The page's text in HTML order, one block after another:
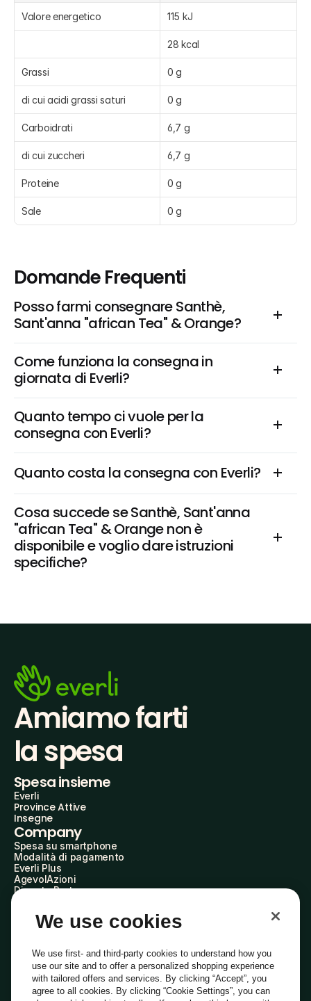
Valore energetico 115 kJ
28 kcal
Grassi 0 g
di cui acidi grassi saturi 0 g
Carboidrati 6,7 g
di cui zuccheri 6,7 g
Proteine 0 g
Sale 0 g
Domande Frequenti
Posso farmi consegnare Santhè,
Sant'anna "african Tea" & Orange?
Come funziona la consegna in
giornata di Everli?
Quanto tempo ci vuole per la
consegna con Everli?
Quanto costa la consegna con Everli?
Cosa succede se Santhè, Sant'anna
"african Tea" & Orange non è
disponibile e voglio dare istruzioni
specifiche?
Amiamo farti
la spesa
Spesa insieme
Everli
Province Attive
Insegne
Company
Spesa su smartphone
Modalità di pagamento
Everli Plus
AgevolAzioni
Diventa Partner
Everli Shoppers
About Us
Everli News
Domande frequenti
Lavora con noi
Diventa Shopper
Investitori
We use cookies
We use first- and third-party cookies to understand how you
use our site and to offer a personalized shopping experience
with tailored offers and services. By clicking “Accept”, you
agree to all cookies. By clicking “Cookie Settings”, you can